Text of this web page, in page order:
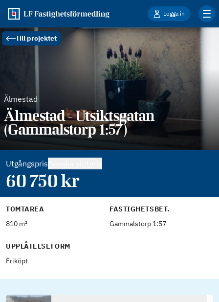
Logga in
Till projektet
Älmestad
Älmestad - Utsiktsgatan
(Gammalstorp 1:57)
Utgångspris
60 750kr
TOMTAREA
810 m²
FASTIGHETSBET.
Gammalstorp 1:57
UPPLÅTELSEFORM
Friköpt